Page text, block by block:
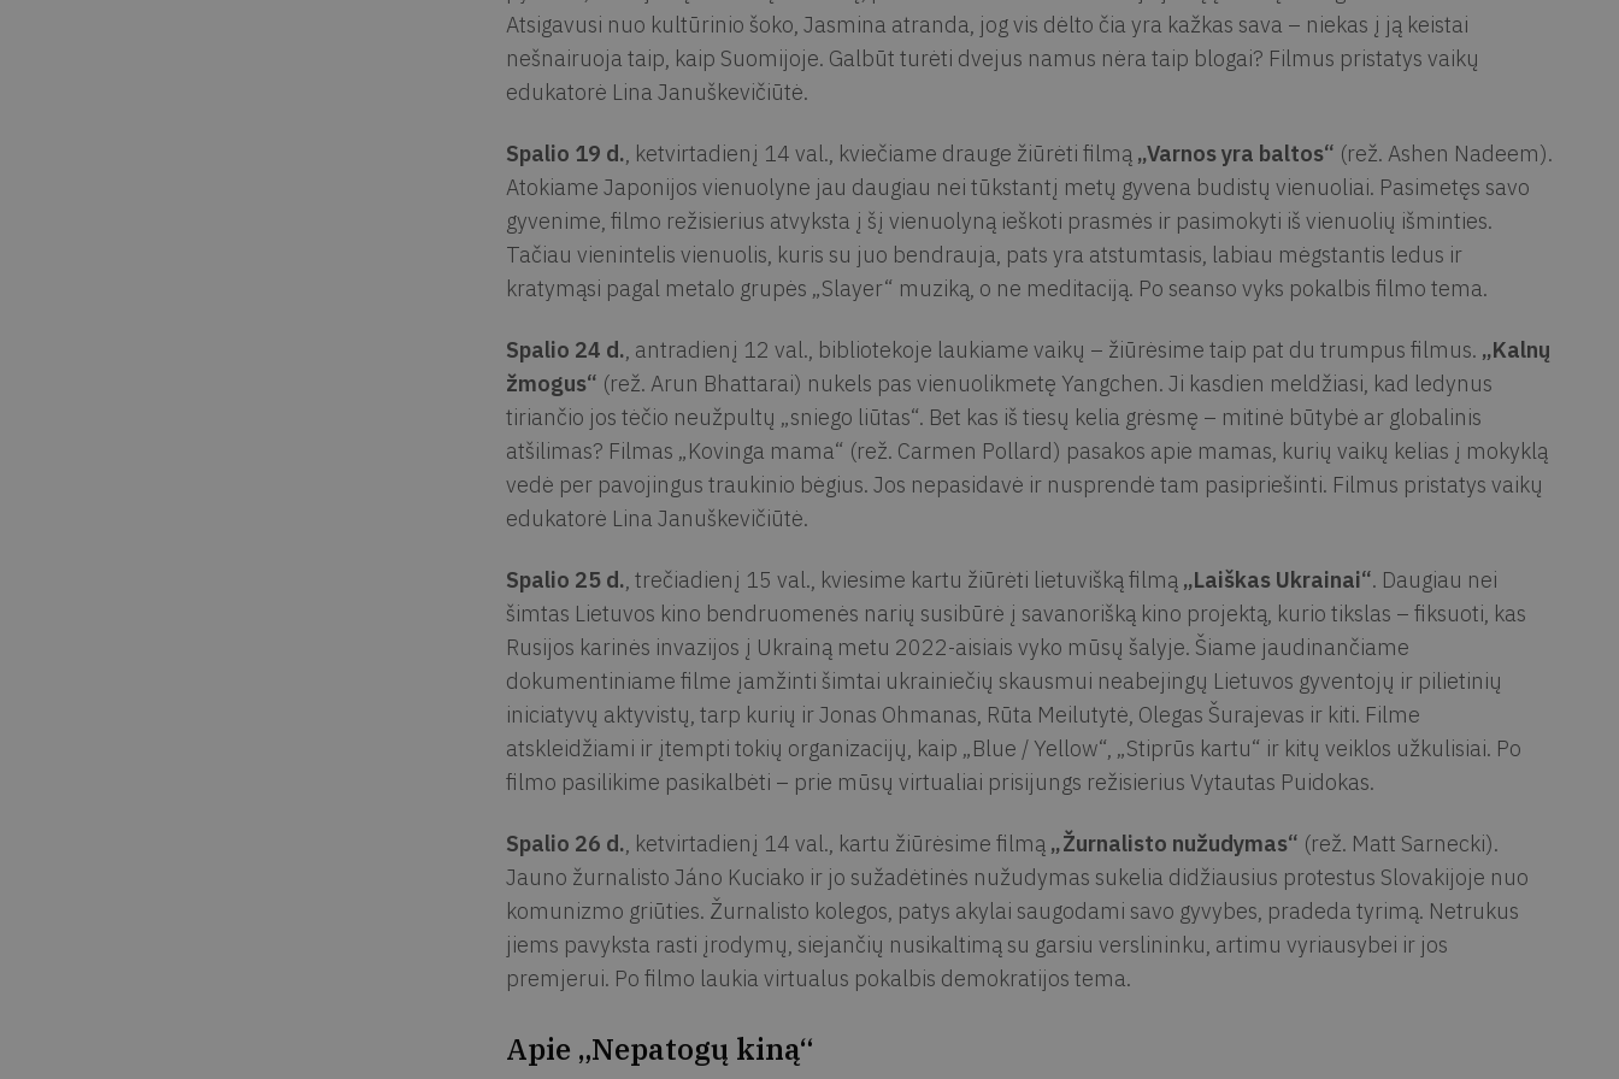
Atsigavusi nuo kultūrinio šoko, Jasmina atranda, jog vis dėlto čia yra kažkas sava – niekas į ją keistai
nešnairuoja taip, kaip Suomijoje. Galbūt turėti dvejus namus nėra taip blogai? Filmus pristatys vaikų
edukatorė Lina Januškevičiūtė.
Spalio 19 d., ketvirtadienį 14 val., kviečiame drauge žiūrėti filmą „Varnos yra baltos“ (rež. Ashen Nadeem).
Atokiame Japonijos vienuolyne jau daugiau nei tūkstantį metų gyvena budistų vienuoliai. Pasimetęs savo
gyvenime, filmo režisierius atvyksta į šį vienuolyną ieškoti prasmės ir pasimokyti iš vienuolių išminties.
Tačiau vienintelis vienuolis, kuris su juo bendrauja, pats yra atstumtasis, labiau mėgstantis ledus ir
kratymąsi pagal metalo grupės „Slayer“ muziką, o ne meditaciją. Po seanso vyks pokalbis filmo tema.
Spalio 24 d., antradienį 12 val., bibliotekoje laukiame vaikų – žiūrėsime taip pat du trumpus filmus. „Kalnų
žmogus“ (rež. Arun Bhattarai) nukels pas vienuolikmetę Yangchen. Ji kasdien meldžiasi, kad ledynus
tiriančio jos tėčio neužpultų „sniego liūtas“. Bet kas iš tiesų kelia grėsmę – mitinė būtybė ar globalinis
atšilimas? Filmas „Kovinga mama“ (rež. Carmen Pollard) pasakos apie mamas, kurių vaikų kelias į mokyklą
vedė per pavojingus traukinio bėgius. Jos nepasidavė ir nusprendė tam pasipriešinti. Filmus pristatys vaikų
edukatorė Lina Januškevičiūtė.
Spalio 25 d., trečiadienį 15 val., kviesime kartu žiūrėti lietuvišką filmą „Laiškas Ukrainai“. Daugiau nei
šimtas Lietuvos kino bendruomenės narių susibūrė į savanorišką kino projektą, kurio tikslas – fiksuoti, kas
Rusijos karinės invazijos į Ukrainą metu 2022-aisiais vyko mūsų šalyje. Šiame jaudinančiame
dokumentiniame filme įamžinti šimtai ukrainiečių skausmui neabejingų Lietuvos gyventojų ir pilietinių
iniciatyvų aktyvistų, tarp kurių ir Jonas Ohmanas, Rūta Meilutytė, Olegas Šurajevas ir kiti. Filme
atskleidžiami ir įtempti tokių organizacijų, kaip „Blue / Yellow“, „Stiprūs kartu“ ir kitų veiklos užkulisiai. Po
filmo pasilikime pasikalbėti – prie mūsų virtualiai prisijungs režisierius Vytautas Puidokas.
Spalio 26 d., ketvirtadienį 14 val., kartu žiūrėsime filmą „Žurnalisto nužudymas“ (rež. Matt Sarnecki).
Jauno žurnalisto Jáno Kuciako ir jo sužadėtinės nužudymas sukelia didžiausius protestus Slovakijoje nuo
komunizmo griūties. Žurnalisto kolegos, patys akylai saugodami savo gyvybes, pradeda tyrimą. Netrukus
jiems pavyksta rasti įrodymų, siejančių nusikaltimą su garsiu verslininku, artimu vyriausybei ir jos
premjerui. Po filmo laukia virtualus pokalbis demokratijos tema.
Apie „Nepatogų kiną“